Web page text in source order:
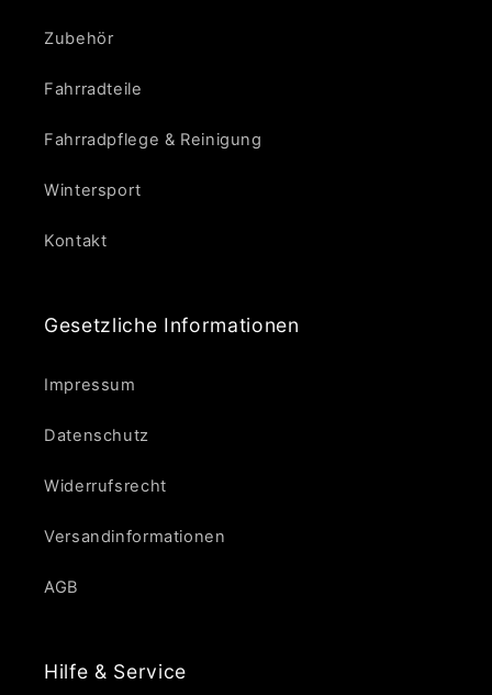
Zubehör
Fahrradteile
Fahrradpflege & Reinigung
Wintersport
Kontakt
Gesetzliche Informationen
Impressum
Datenschutz
Widerrufsrecht
Versandinformationen
AGB
Hilfe & Service